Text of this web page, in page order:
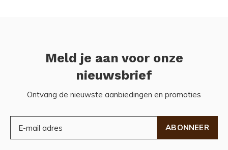
Meld je aan voor onze
nieuwsbrief
Ontvang de nieuwste aanbiedingen en promoties
ABONNEER